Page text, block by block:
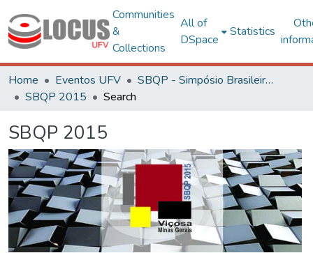
Communities
&
Collections
All of
DSpace
Statistics
Home Eventos UFV
SBQP - Simpósio Brasileiro de Qualidade do Projeto no Ambiente Construído
SBQP 2015
Search
SBQP 2015